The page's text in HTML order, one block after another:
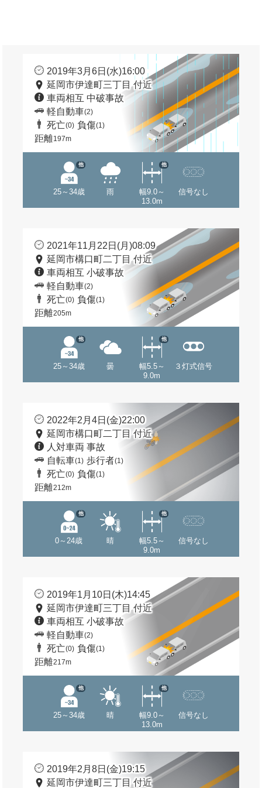
2019年3月6日(水)16:00
延岡市伊達町三丁目 付近
車両相互 中破事故
軽自動車(2)
死亡(0) 負傷(1)
距離197m
25～34歳
他
雨
幅9.0～
13.0m
他
信号なし
2021年11月22日(月)08:09
延岡市構口町二丁目 付近
車両相互 小破事故
軽自動車(2)
死亡(0) 負傷(1)
距離205m
25～34歳
他
曇
幅5.5～
9.0m
他
３灯式信号
2022年2月4日(金)22:00
延岡市構口町二丁目 付近
人対車両 事故
自転車(1) 歩行者(1)
死亡(0) 負傷(1)
距離212m
0～24歳
他
晴
幅5.5～
9.0m
他
信号なし
2019年1月10日(木)14:45
延岡市伊達町三丁目 付近
車両相互 小破事故
軽自動車(2)
死亡(0) 負傷(1)
距離217m
25～34歳
他
晴
幅9.0～
13.0m
他
信号なし
2019年2月8日(金)19:15
延岡市伊達町三丁目 付近